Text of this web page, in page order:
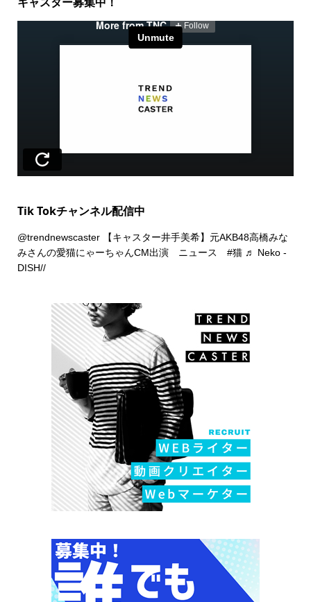
Tik Tokチャンネル配信中
@trendnewscaster【キャスター井手美希】元AKB48高橋みな
みさんの愛猫にゃーちゃんCM出演 ニュース #猫 ♬ Neko -
DISH//